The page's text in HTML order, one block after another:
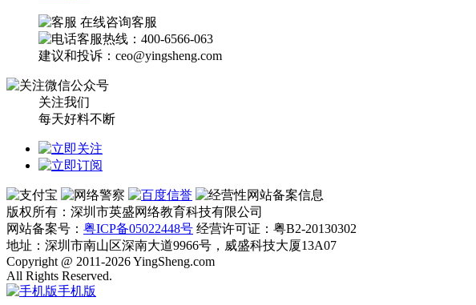
在线咨询客服
客服热线：400-6566-063
建议和投诉：ceo@yingsheng.com
关注我们
每天好料不断
版权所有：深圳市英盛网络教育科技有限公司
网站备案号： 粤ICP备05022448号 经营许可证：粤B2-20130302
地址：深圳市南山区深南大道9966号，威盛科技大厦13A07
Copyright @ 2011-2026 YingSheng.com
All Rights Reserved.
手机版